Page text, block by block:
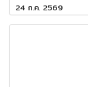
24 ก.ค. 2569